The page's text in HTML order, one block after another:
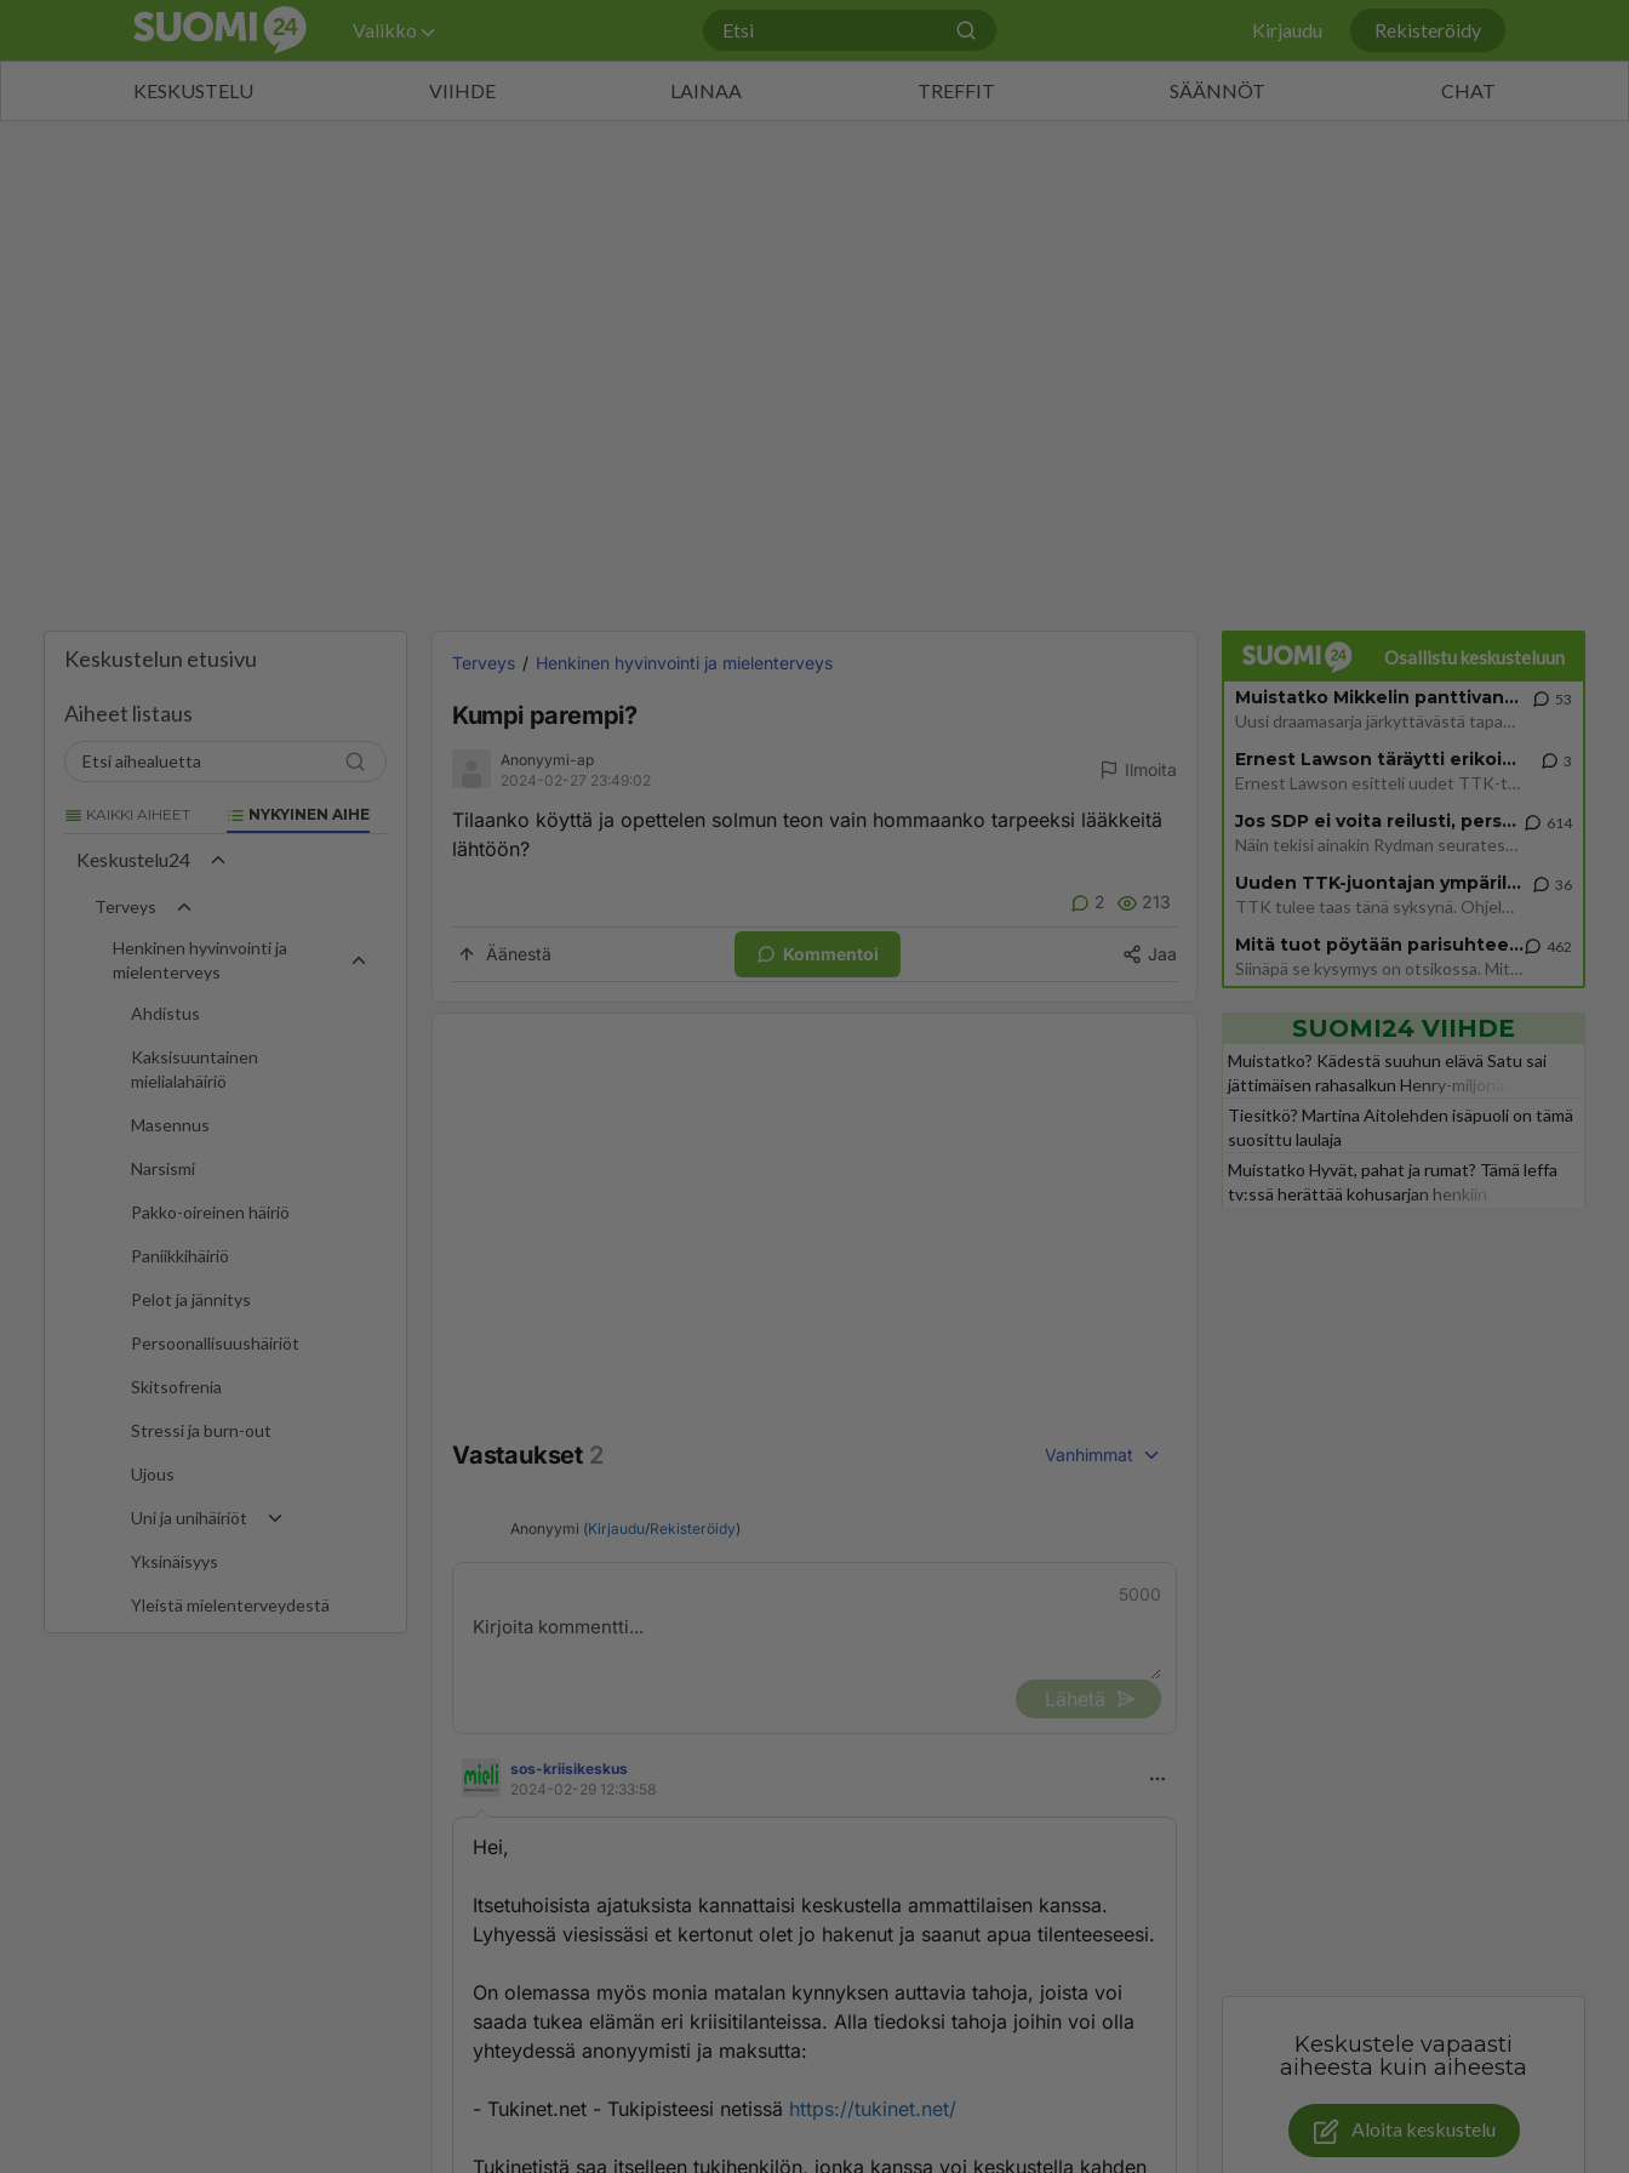
Valikko Kirjaudu Rekisteröidy
KESKUSTELU VIIHDE LAINAA TREFFIT SÄÄNNÖT CHAT
Keskustelun etusivu
Aiheet listaus
KAIKKI AIHEET NYKYINEN AIHE
Keskustelu24
Terveys
Henkinen hyvinvointi ja
mielenterveys
Ahdistus
Kaksisuuntainen
mielialahäiriö
Masennus
Narsismi
Pakko-oireinen häiriö
Paniikkihäiriö
Pelot ja jännitys
Persoonallisuushäiriöt
Skitsofrenia
Stressi ja burn-out
Ujous
Uni ja unihäiriöt
Yksinäisyys
Yleistä mielenterveydestä
Terveys Henkinen hyvinvointi ja mielenterveys
Kumpi parempi?
Anonyymi-ap
2024-02-27 23:49:02
Ilmoita
Tilaanko köyttä ja opettelen solmun teon vain hommaanko tarpeeksi lääkkeitä
lähtöön?
2 213
Äänestä Kommentoi Jaa
Vastaukset 2 Vanhimmat
Anonyymi (Kirjaudu/Rekisteröidy)
5000
Lähetä
sos-kriisikeskus
2024-02-29 12:33:58
Hei,
Itsetuhoisista ajatuksista kannattaisi keskustella ammattilaisen kanssa.
Lyhyessä viesissäsi et kertonut olet jo hakenut ja saanut apua tilenteeseesi.
On olemassa myös monia matalan kynnyksen auttavia tahoja, joista voi
saada tukea elämän eri kriisitilanteissa. Alla tiedoksi tahoja joihin voi olla
yhteydessä anonyymisti ja maksutta:
- Tukinet.net - Tukipisteesi netissä https://tukinet.net/
Tukinetistä saa itselleen tukihenkilön, jonka kanssa voi keskustella kahden
Osallistu keskusteluun
Muistatko Mikkelin panttivankidraaman?
Uusi draamasarja järkyttävästä tapauksesta on tulossa. Tositapahtumiin perustuva sarja ammentaa vuoden 1986 Mikkelin pan
53
Ernest Lawson täräytti erikoisen heiton TTK-lehdistötilaisuudessa: " Onko tässä tarkoituksena...?"
Ernest Lawson esitteli uudet TTK-tähtioppilaat ja opettajat torstaina 6.8. lehdistölle. Tulevalla kaudella on yksi hausk
3
Jos SDP ei voita reilusti, persut kumoavat demokratian Suomesta
Näin tekisi ainakin Rydman seuratessaan idolinsa Trumpin mallia https://www.is.fi/politiikka/art-2000012187244.html
614
Uuden TTK-juontajan ympärillä epätietoisuus sakenee - Nyt MTV hämmentää soppaa
TTK tulee taas tänä syksynä. Ohjelman uudet tähtioppilaat julkistetaan torstaina 6. elokuuta klo 14 alkavassa lehdistö
36
Mitä tuot pöytään parisuhteessa?
Siinäpä se kysymys on otsikossa. Mitäpä siis tuot/toisit pöytään parisuhteessa? Oletko mies vai nainen? Koetko sen mitä
462
SUOMI24 VIIHDE
Muistatko? Kädestä suuhun elävä Satu sai
jättimäisen rahasalkun Henry-miljonääriltä
Tiesitkö? Martina Aitolehden isäpuoli on tämä
suosittu laulaja
Muistatko Hyvät, pahat ja rumat? Tämä leffa
tv:ssä herättää kohusarjan henkiin
Keskustele vapaasti
aiheesta kuin aiheesta
Aloita keskustelu